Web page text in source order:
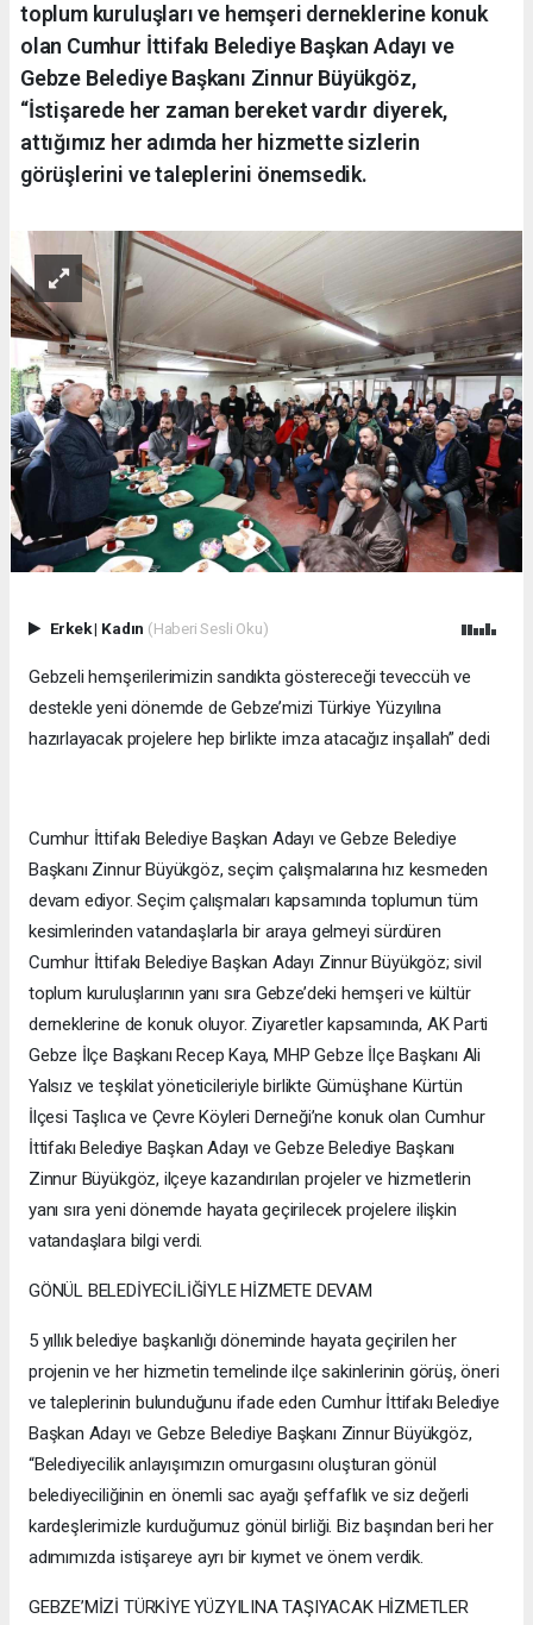
toplum kuruluşları ve hemşeri derneklerine konuk
olan Cumhur İttifakı Belediye Başkan Adayı ve
Gebze Belediye Başkanı Zinnur Büyükgöz,
“İstişarede her zaman bereket vardır diyerek,
attığımız her adımda her hizmette sizlerin
görüşlerini ve taleplerini önemsedik.
Erkek| Kadın (Haberi Sesli Oku)
Gebzeli hemşerilerimizin sandıkta göstereceği teveccüh ve
destekle yeni dönemde de Gebze’mizi Türkiye Yüzyılına
hazırlayacak projelere hep birlikte imza atacağız inşallah” dedi
Cumhur İttifakı Belediye Başkan Adayı ve Gebze Belediye
Başkanı Zinnur Büyükgöz, seçim çalışmalarına hız kesmeden
devam ediyor. Seçim çalışmaları kapsamında toplumun tüm
kesimlerinden vatandaşlarla bir araya gelmeyi sürdüren
Cumhur İttifakı Belediye Başkan Adayı Zinnur Büyükgöz; sivil
toplum kuruluşlarının yanı sıra Gebze’deki hemşeri ve kültür
derneklerine de konuk oluyor. Ziyaretler kapsamında, AK Parti
Gebze İlçe Başkanı Recep Kaya, MHP Gebze İlçe Başkanı Ali
Yalsız ve teşkilat yöneticileriyle birlikte Gümüşhane Kürtün
İlçesi Taşlıca ve Çevre Köyleri Derneği’ne konuk olan Cumhur
İttifakı Belediye Başkan Adayı ve Gebze Belediye Başkanı
Zinnur Büyükgöz, ilçeye kazandırılan projeler ve hizmetlerin
yanı sıra yeni dönemde hayata geçirilecek projelere ilişkin
vatandaşlara bilgi verdi.
GÖNÜL BELEDİYECİLİĞİYLE HİZMETE DEVAM
5 yıllık belediye başkanlığı döneminde hayata geçirilen her
projenin ve her hizmetin temelinde ilçe sakinlerinin görüş, öneri
ve taleplerinin bulunduğunu ifade eden Cumhur İttifakı Belediye
Başkan Adayı ve Gebze Belediye Başkanı Zinnur Büyükgöz,
“Belediyecilik anlayışımızın omurgasını oluşturan gönül
belediyeciliğinin en önemli sac ayağı şeffaflık ve siz değerli
kardeşlerimizle kurduğumuz gönül birliği. Biz başından beri her
adımımızda istişareye ayrı bir kıymet ve önem verdik.
GEBZE’MİZİ TÜRKİYE YÜZYILINA TAŞIYACAK HİZMETLER